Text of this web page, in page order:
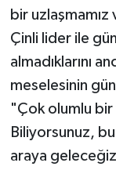
bir uzlaşmamız
Çinli lider ile
almadıklarını
meselesinin
"Çok olumlu bir
Biliyorsunuz,
araya